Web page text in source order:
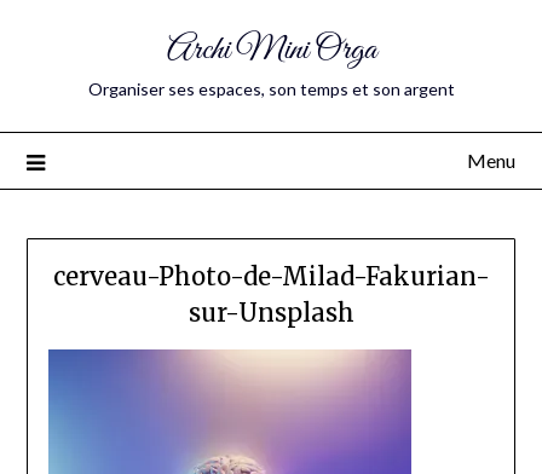
Archi Mini Orga
Organiser ses espaces, son temps et son argent
Menu
cerveau-Photo-de-Milad-Fakurian-
sur-Unsplash